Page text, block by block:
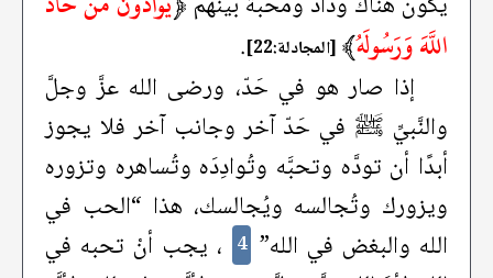
اللَّهَ وَرَسُولَهُ﴾ [المجادلة:22]
.
إذا صار هو في حَدّ، ورضى الله عزَّ وجلَّ
والنَّبيِّ ﷺ في حَدّ آخر وجانب آخر فلا يجوز
أبدًا أن تودَّه وتحبَّه وتُوادِدَه وتُساهره وتزوره
ويزورك وتُجالسه ويُجالسك، هذا “الحب في
الله والبغض في الله” 4 ، يجب أنْ تحبه في